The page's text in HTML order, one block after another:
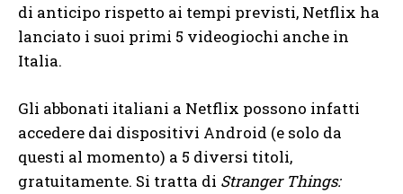
di anticipo rispetto ai tempi previsti, Netflix ha
lanciato i suoi primi 5 videogiochi anche in
Italia.
Gli abbonati italiani a Netflix possono infatti
accedere dai dispositivi Android (e solo da
questi al momento) a 5 diversi titoli,
gratuitamente. Si tratta di Stranger Things: